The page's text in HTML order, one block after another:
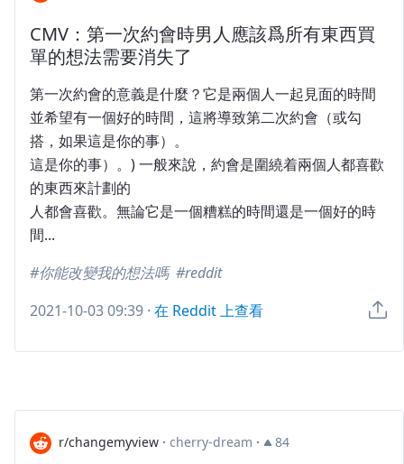
CMV：第一次約會時男人應該爲所有東西買
單的想法需要消失了
第一次約會的意義是什麼？它是兩個人一起見面的時間
並希望有一個好的時間，這將導致第二次約會（或勾
搭，如果這是你的事）。
這是你的事）。) 一般來說，約會是圍繞着兩個人都喜歡
的東西來計劃的
人都會喜歡。無論它是一個糟糕的時間還是一個好的時
間...
你能改變我的想法嗎
reddit
2021-10-03 09:39 · 在 Reddit 上查看
r/changemyview · cherry-dream · 84